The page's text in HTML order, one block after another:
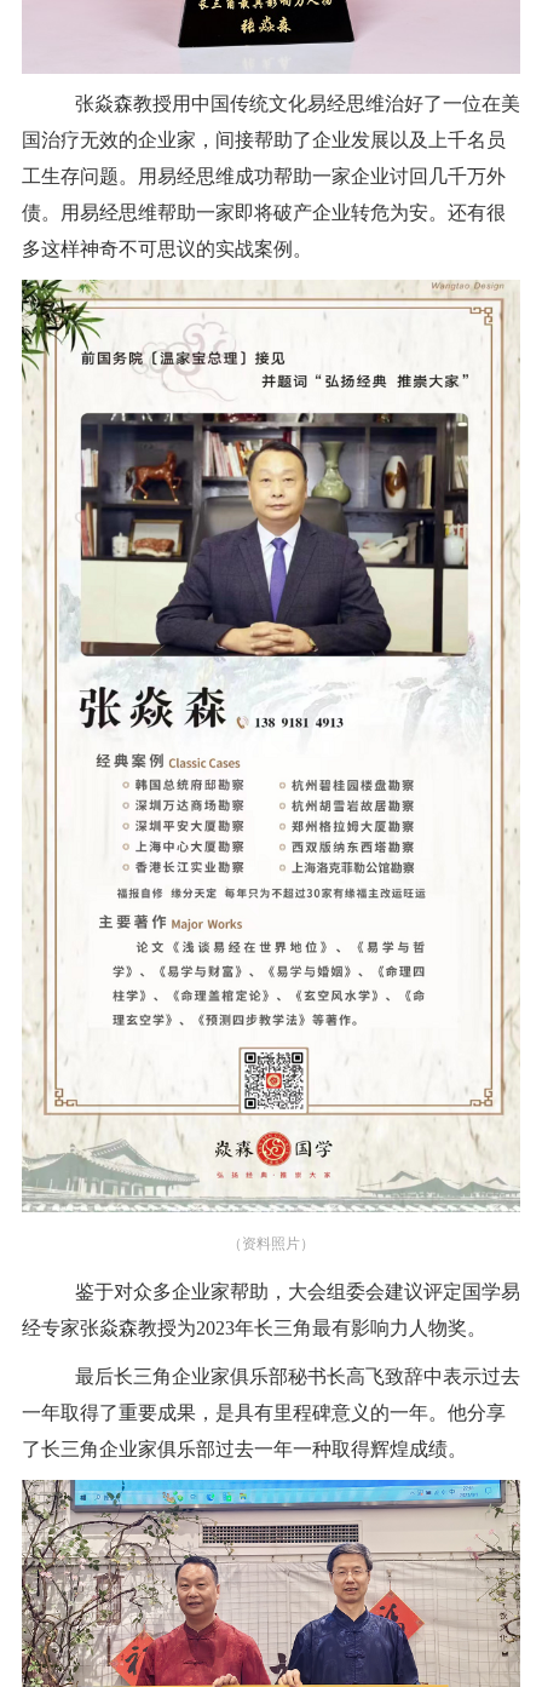
张焱森教授用中国传统文化易经思维治好了一位在美
国治疗无效的企业家，间接帮助了企业发展以及上千名员
工生存问题。用易经思维成功帮助一家企业讨回几千万外
债。用易经思维帮助一家即将破产企业转危为安。还有很
多这样神奇不可思议的实战案例。
（资料照片）
鉴于对众多企业家帮助，大会组委会建议评定国学易
经专家张焱森教授为2023年长三角最有影响力人物奖。
最后长三角企业家俱乐部秘书长高飞致辞中表示过去
一年取得了重要成果，是具有里程碑意义的一年。他分享
了长三角企业家俱乐部过去一年一种取得辉煌成绩。